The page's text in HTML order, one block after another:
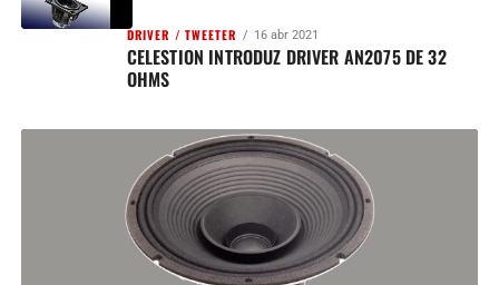
DRIVER / TWEETER 16 abr 2021
CELESTION INTRODUZ DRIVER AN2075 DE 32
OHMS